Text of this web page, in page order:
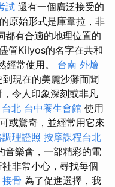
試 還有一個廣泛接受的
原始形式是庫韋拉，非
都有合適的地理位置的
管Kilyos的名字在共和
經常使用。 台南 外燴
現在的美麗沙灘而聞
令人印象深刻或非凡
北 台中養生會館 使用
或驚奇，並經常用它來
理證照 按摩課程台北
音樂會，一部精彩的電
非常小心，尋找每個
接骨 為了促進選擇，我